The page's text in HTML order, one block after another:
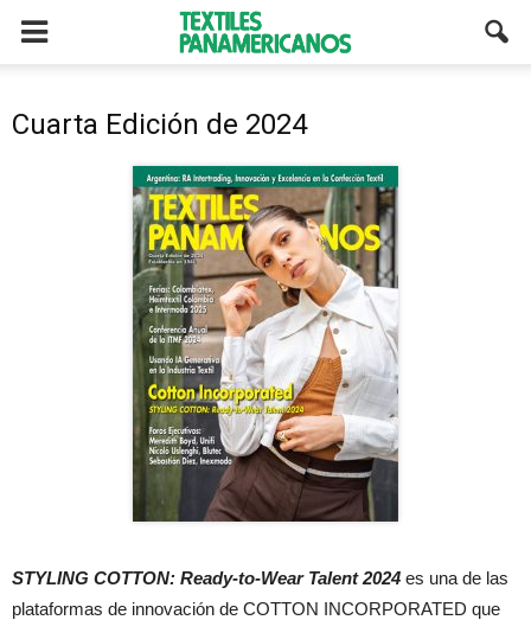
Cuarta Edición de 2024
STYLING COTTON: Ready-to-Wear Talent 2024 es una de las
plataformas de innovación de COTTON INCORPORATED que